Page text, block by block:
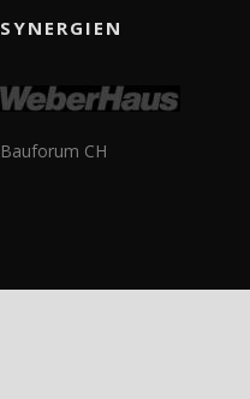
SYNERGIEN
Bauforum CH